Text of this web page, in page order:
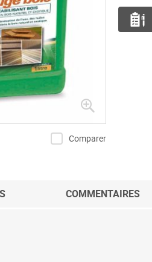
Comparer
COMMENTAIRES